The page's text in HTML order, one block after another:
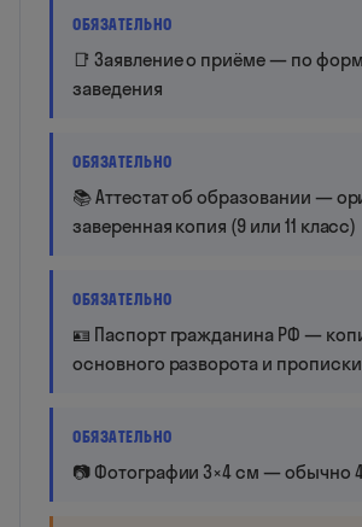
ОБЯЗАТЕЛЬНО
📑 Заявление о приёме — по
заведения
ОБЯЗАТЕЛЬНО
📚 Аттестат об образовании —
заверенная копия (9 или 11 класс)
ОБЯЗАТЕЛЬНО
🪪 Паспорт гражданина РФ —
основного разворота и прописки
ОБЯЗАТЕЛЬНО
📷 Фотографии 3×4 см — обычно